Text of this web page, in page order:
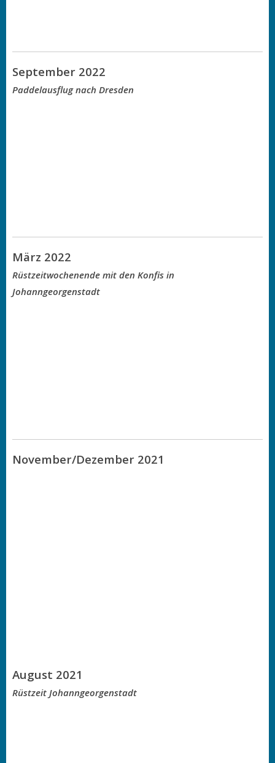
September 2022
Paddelausflug nach Dresden
März 2022
Rüstzeitwochenende mit den Konfis in
Johanngeorgenstadt
November/Dezember 2021
August 2021
Rüstzeit Johanngeorgenstadt